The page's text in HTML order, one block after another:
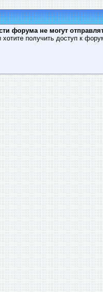
форума не могут
хотите получить доступ к